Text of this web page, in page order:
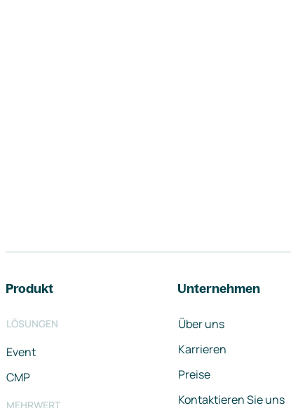
Produkt
LÖSUNGEN
Event
CMP
MEHRWERT
Unternehmen
Über uns
Karrieren
Preise
Kontaktieren Sie uns